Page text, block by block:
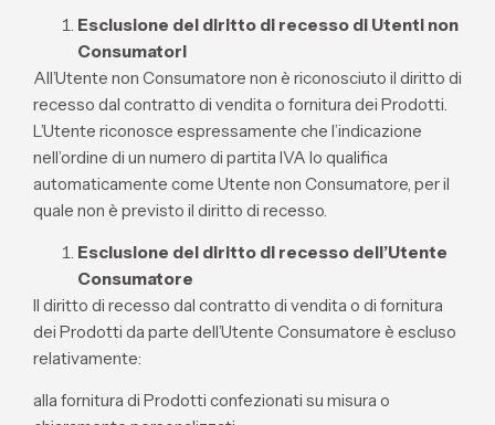
Esclusione del diritto di recesso di Utenti non
Consumatori
All’Utente non Consumatore non è riconosciuto il diritto di
recesso dal contratto di vendita o fornitura dei Prodotti.
L’Utente riconosce espressamente che l’indicazione
nell’ordine di un numero di partita IVA lo qualifica
automaticamente come Utente non Consumatore, per il
quale non è previsto il diritto di recesso.
Esclusione del diritto di recesso dell’Utente
Consumatore
Il diritto di recesso dal contratto di vendita o di fornitura
dei Prodotti da parte dell’Utente Consumatore è escluso
relativamente:
alla fornitura di Prodotti confezionati su misura o